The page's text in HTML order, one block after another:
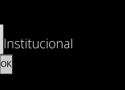
OK
Institucional